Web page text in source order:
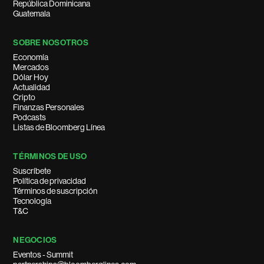
República Dominicana
Guatemala
SOBRE NOSOTROS
Economía
Mercados
Dólar Hoy
Actualidad
Cripto
Finanzas Personales
Podcasts
Listas de Bloomberg Línea
TÉRMINOS DE USO
Suscríbete
Política de privacidad
Términos de suscripción
Tecnología
T&C
NEGOCIOS
Eventos - Summit